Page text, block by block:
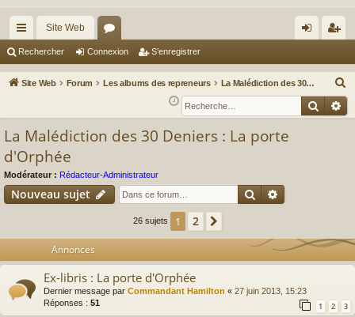
cc
ès
Site Web
or
u ne
xi
nr
eg
Rechercher Connexion S’enregistrer
Site Web Forum Les albums des repreneurs La Malédiction des 30 Deniers : La porte d'Orphée
e
c
r
La Malédiction des 30 Deniers : La porte
d'Orphée
Modérateur : Rédacteur-Administrateur
Nouveau sujet Rechercher
26 sujets 1 2
Annonces
Ex-libris : La porte d'Orphée
Dernier message par Commandant Hamilton « 27 juin 2013, 15:23
Réponses : 51 1 2 3